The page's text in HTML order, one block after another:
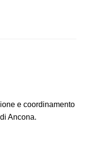
e coordinamento
Ancona.